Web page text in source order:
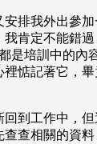
安排我外出參
肯定不能錯過
是培訓中的內
裡惦記著它，
到工作中，但
查查相關的資